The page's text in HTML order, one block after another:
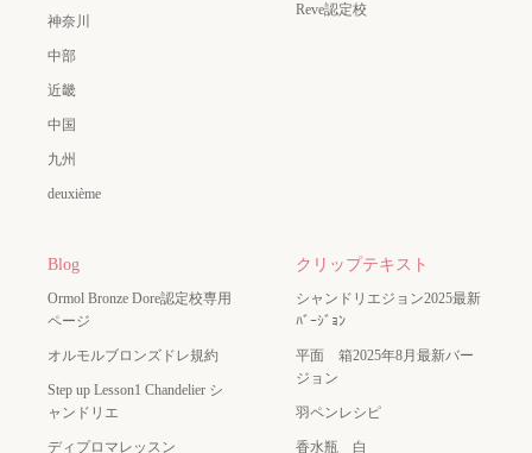
神奈川
中部
近畿
中国
九州
deuxième
Reve認定校
Blog
Ormol Bronze Dore認定校専用
ページ
オルモルブロンズドレ規約
Step up Lesson1 Chandelier シ
ャンドリエ
ディプロマレッスン
クリップテキスト
シャンドリエジョン2025最新
ﾊﾞｰｼﾞｮﾝ
平面 箱2025年8月最新バー
ジョン
羽ペンレシピ
香水瓶 白